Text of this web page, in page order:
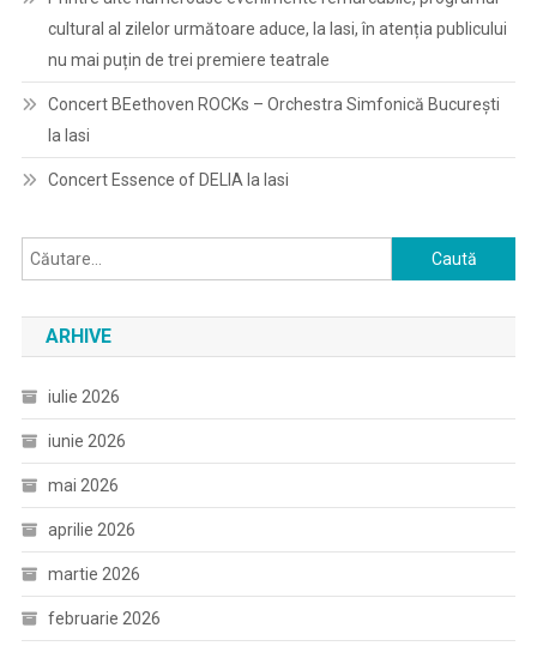
cultural al zilelor următoare aduce, la Iasi, în atenția publicului
nu mai puțin de trei premiere teatrale
Concert BEethoven ROCKs – Orchestra Simfonică București
la Iasi
Concert Essence of DELIA la Iasi
Caută
după:
ARHIVE
iulie 2026
iunie 2026
mai 2026
aprilie 2026
martie 2026
februarie 2026